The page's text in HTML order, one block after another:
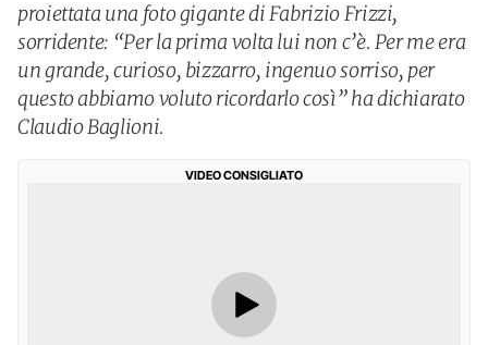
proiettata una foto gigante di Fabrizio Frizzi,
sorridente: “Per la prima volta lui non c’è. Per me era
un grande, curioso, bizzarro, ingenuo sorriso, per
questo abbiamo voluto ricordarlo così” ha dichiarato
Claudio Baglioni.
VIDEO CONSIGLIATO